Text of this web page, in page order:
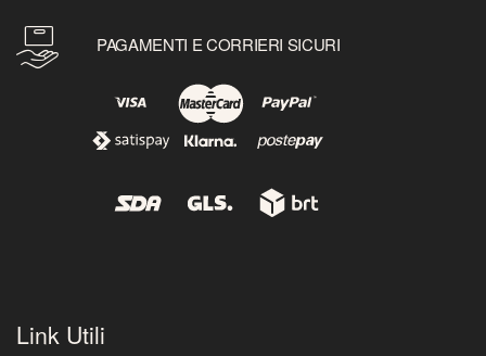
PAGAMENTI E CORRIERI SICURI
Link Utili